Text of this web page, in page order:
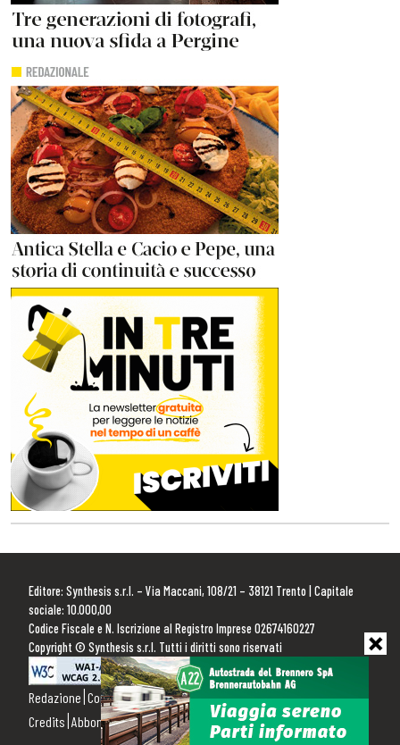
Editore: Synthesis s.r.l. – Via Maccani, 108/21 – 38121 Trento | Capitale
sociale: 10.000,00
Codice Fiscale e N. Iscrizione al Registro Imprese 02674160227
Copyright © Synthesis s.r.l. Tutti i diritti sono riservati
Redazione Contattaci Pubblicità Privacy Policy Cookie Policy
Credits Abbonamenti